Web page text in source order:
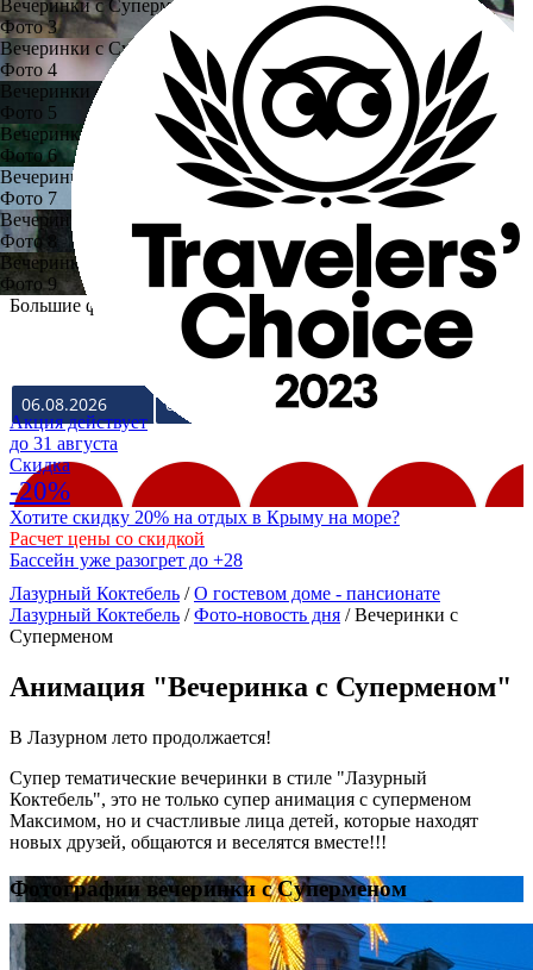
Вечеринки с Суперменом
Фото 3
Вечеринки с Суперменом
Фото 4
Вечеринки с Суперменом
Фото 5
Вечеринки с Суперменом
Фото 6
Вечеринки с Суперменом
Фото 7
Вечеринки с Суперменом
Фото 8
Вечеринки с Суперменом
Фото 9
Большие фото
Акция действует
до 31 августа
Cкидка
-20%
Хотите скидку 20% на отдых в Крыму на море?
Расчет цены со скидкой
Бассейн уже разогрет до +28
Лазурный Коктебель /О гостевом доме - пансионате
Лазурный Коктебель /Фото-новость дня /Вечеринки с
Суперменом
Анимация "Вечеринка с Суперменом"
В Лазурном лето продолжается!
Супер тематические вечеринки в стиле "Лазурный
Коктебель", это не только супер анимация с суперменом
Максимом, но и счастливые лица детей, которые находят
новых друзей, общаются и веселятся вместе!!!
Фотографии вечеринки с Суперменом